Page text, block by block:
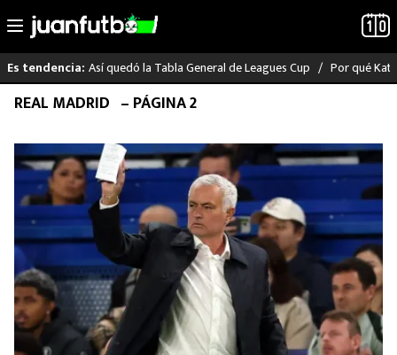
Saltar
Es tendencia: Así quedó la Tabla General de Leagues Cup Por qué
LO ÚLTIMO
LIGA MX
RAYADOS
PUMAS
ATLANTE
SELECCIÓN MEXICANA
REAL MADRID – PÁGINA 2